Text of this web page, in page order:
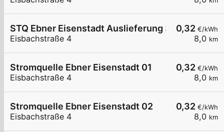
0,32 €/kWh
8,0 km
STQ Ebner Eisenstadt Auslieferung 3
Eisbachstraße 4
0,32 €/kWh
8,0 km
Stromquelle Ebner Eisenstadt 01
Eisbachstraße 4
0,32 €/kWh
8,0 km
Stromquelle Ebner Eisenstadt 02
Eisbachstraße 4